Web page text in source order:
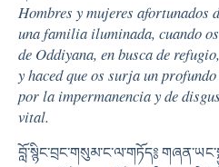
Hombres y mujeres afortunados
una familia iluminada, cuando
de Oddiyana, en busca de
y haced que os surja un
por la impermanencia y de
vital.
བློ་སྙིང་བྲང་གསུམ་ང་ལ་གཏོད༔